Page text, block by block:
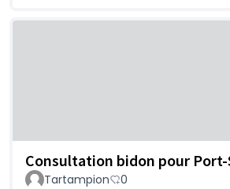
Consultation bidon pour
Tartampion 0